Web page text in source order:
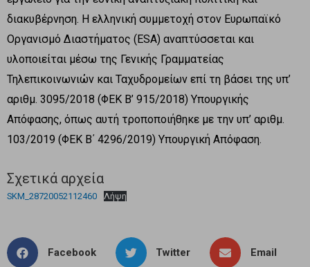
διακυβέρνηση. Η ελληνική συμμετοχή στον Ευρωπαϊκό
Οργανισμό Διαστήματος (ESA) αναπτύσσεται και
υλοποιείται μέσω της Γενικής Γραμματείας
Τηλεπικοινωνιών και Ταχυδρομείων επί τη βάσει της υπ’
αριθμ. 3095/2018 (ΦΕΚ Β’ 915/2018) Υπουργικής
Απόφασης, όπως αυτή τροποποιήθηκε με την υπ’ αριθμ.
103/2019 (ΦΕΚ Β΄ 4296/2019) Υπουργική Απόφαση.
Σχετικά αρχεία
SKM_28720052112460 Λήψη
Facebook Twitter Email